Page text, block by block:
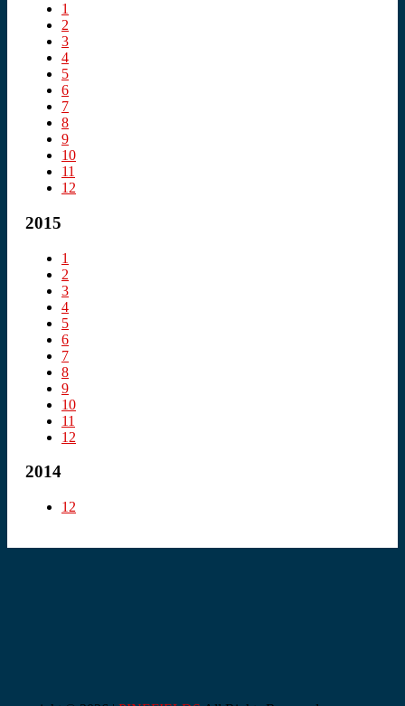
1
2
3
4
5
6
7
8
9
10
11
12
2015
1
2
3
4
5
6
7
8
9
10
11
12
2014
12